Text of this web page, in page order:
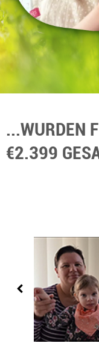
...WURDEN
€2.399